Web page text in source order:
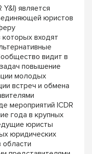
Y&I) является
юристов
входят
видит в
повышение
молодых
встреч и обмена
мероприятий ICDR
года в крупных
юристы
юридических